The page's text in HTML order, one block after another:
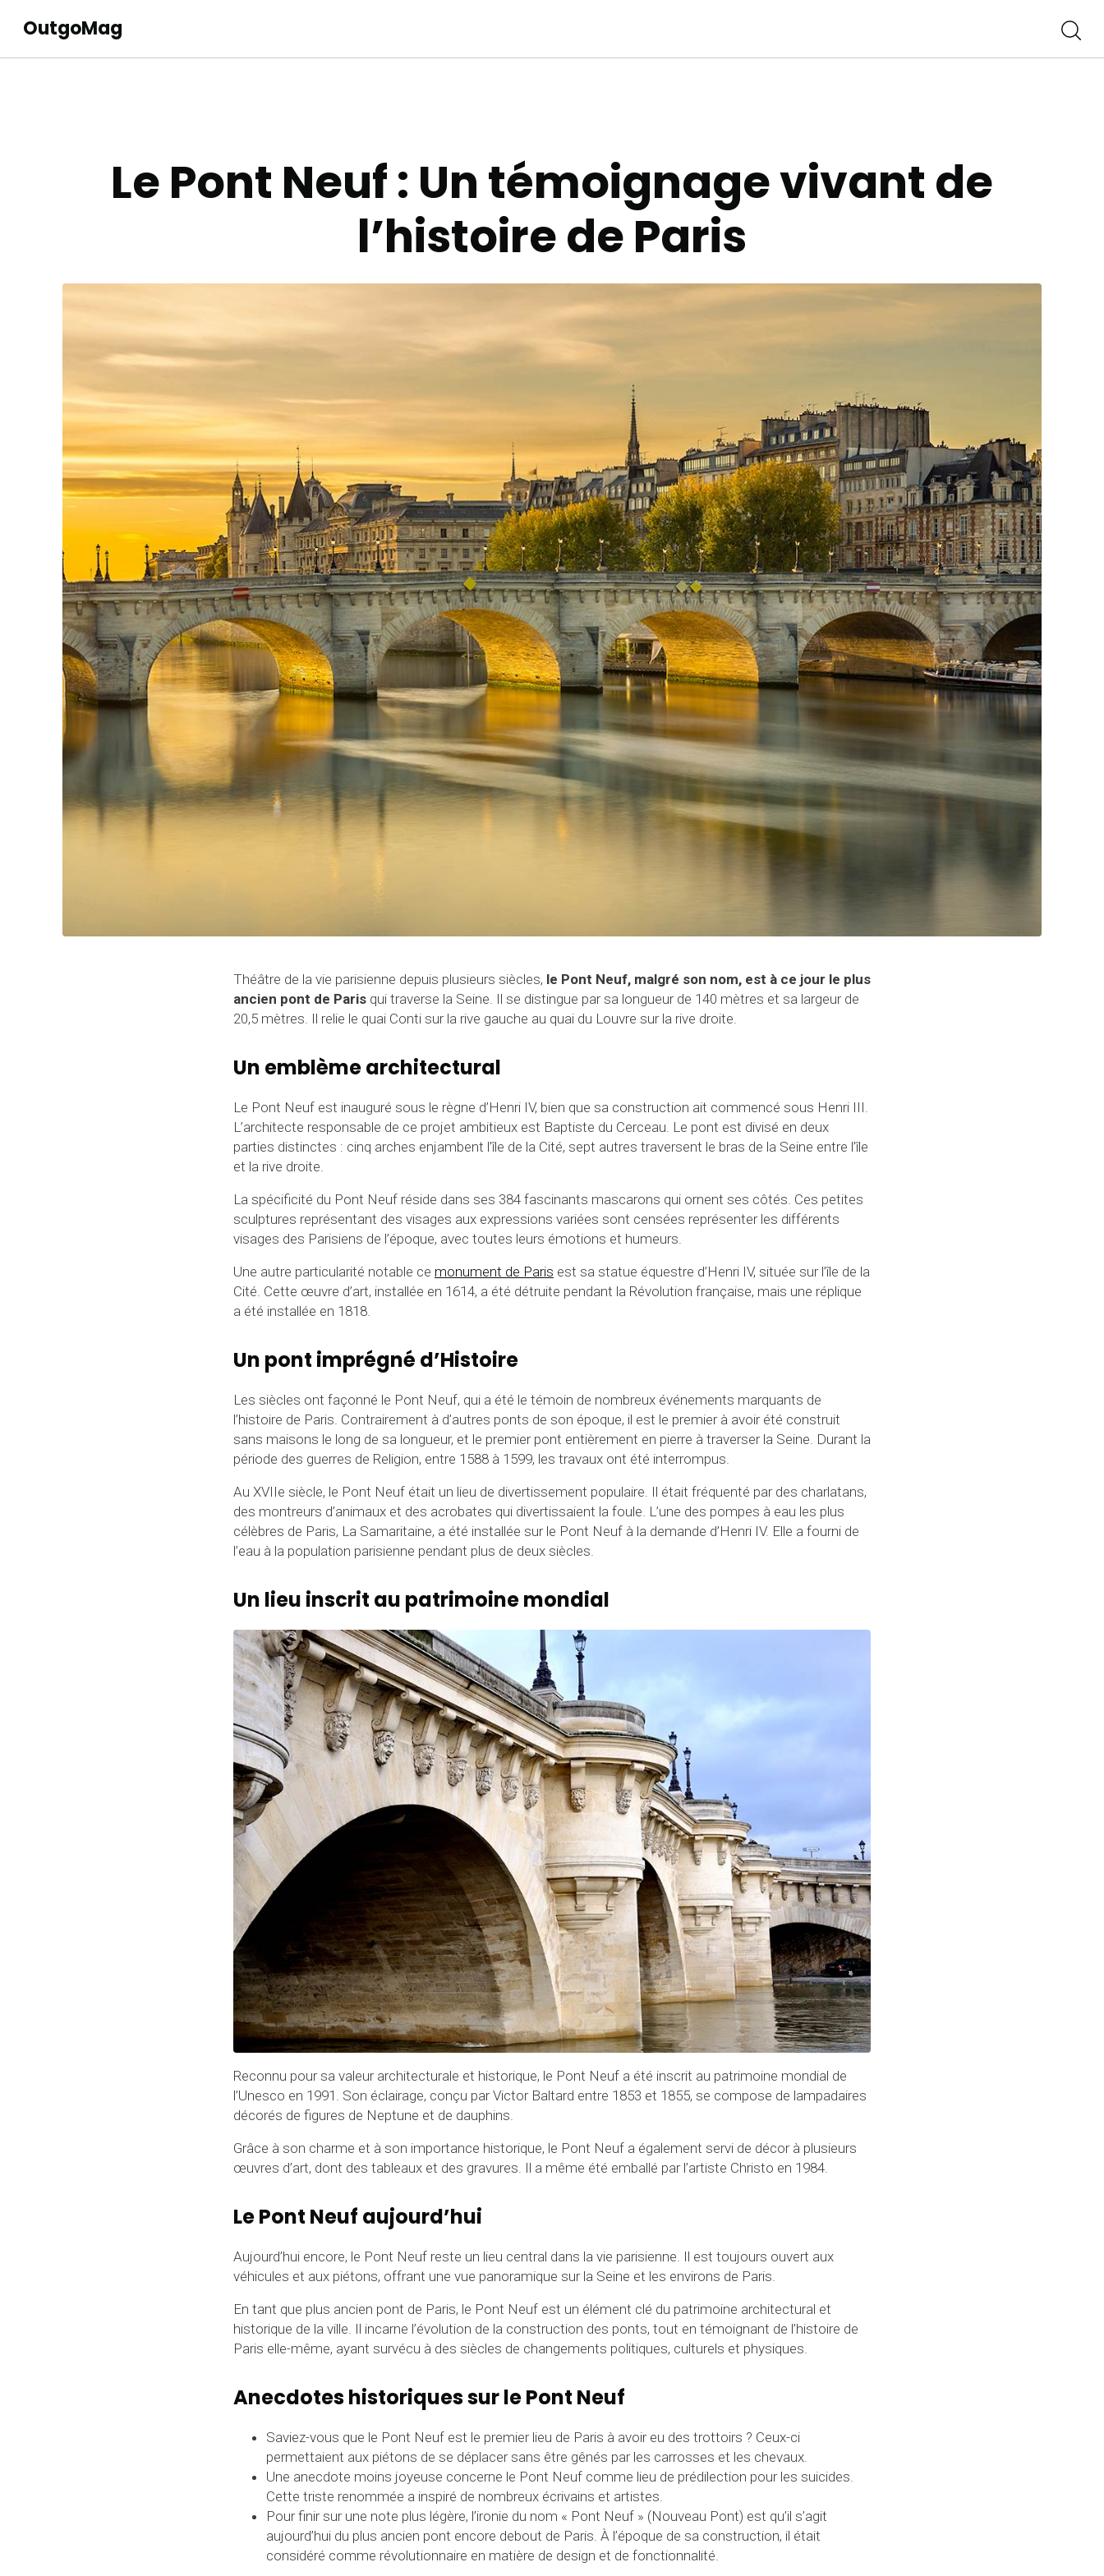
OutgoMag
Le Pont Neuf : Un témoignage vivant de
l’histoire de Paris
Théâtre de la vie parisienne depuis plusieurs siècles, le Pont Neuf, malgré son nom, est à ce jour le plus
ancien pont de Paris qui traverse la Seine. Il se distingue par sa longueur de 140 mètres et sa largeur de
20,5 mètres. Il relie le quai Conti sur la rive gauche au quai du Louvre sur la rive droite.
Un emblème architectural
Le Pont Neuf est inauguré sous le règne d’Henri IV, bien que sa construction ait commencé sous Henri III.
L’architecte responsable de ce projet ambitieux est Baptiste du Cerceau. Le pont est divisé en deux
parties distinctes : cinq arches enjambent l’île de la Cité, sept autres traversent le bras de la Seine entre l’île
et la rive droite.
La spécificité du Pont Neuf réside dans ses 384 fascinants mascarons qui ornent ses côtés. Ces petites
sculptures représentant des visages aux expressions variées sont censées représenter les différents
visages des Parisiens de l’époque, avec toutes leurs émotions et humeurs.
Une autre particularité notable ce monument de Paris est sa statue équestre d’Henri IV, située sur l’île de la
Cité. Cette œuvre d’art, installée en 1614, a été détruite pendant la Révolution française, mais une réplique
a été installée en 1818.
Un pont imprégné d’Histoire
Les siècles ont façonné le Pont Neuf, qui a été le témoin de nombreux événements marquants de
l’histoire de Paris. Contrairement à d’autres ponts de son époque, il est le premier à avoir été construit
sans maisons le long de sa longueur, et le premier pont entièrement en pierre à traverser la Seine. Durant la
période des guerres de Religion, entre 1588 à 1599, les travaux ont été interrompus.
Au XVIIe siècle, le Pont Neuf était un lieu de divertissement populaire. Il était fréquenté par des charlatans,
des montreurs d’animaux et des acrobates qui divertissaient la foule. L’une des pompes à eau les plus
célèbres de Paris, La Samaritaine, a été installée sur le Pont Neuf à la demande d’Henri IV. Elle a fourni de
l’eau à la population parisienne pendant plus de deux siècles.
Un lieu inscrit au patrimoine mondial
Reconnu pour sa valeur architecturale et historique, le Pont Neuf a été inscrit au patrimoine mondial de
l’Unesco en 1991. Son éclairage, conçu par Victor Baltard entre 1853 et 1855, se compose de lampadaires
décorés de figures de Neptune et de dauphins.
Grâce à son charme et à son importance historique, le Pont Neuf a également servi de décor à plusieurs
œuvres d’art, dont des tableaux et des gravures. Il a même été emballé par l’artiste Christo en 1984.
Le Pont Neuf aujourd’hui
Aujourd’hui encore, le Pont Neuf reste un lieu central dans la vie parisienne. Il est toujours ouvert aux
véhicules et aux piétons, offrant une vue panoramique sur la Seine et les environs de Paris.
En tant que plus ancien pont de Paris, le Pont Neuf est un élément clé du patrimoine architectural et
historique de la ville. Il incarne l’évolution de la construction des ponts, tout en témoignant de l’histoire de
Paris elle-même, ayant survécu à des siècles de changements politiques, culturels et physiques.
Anecdotes historiques sur le Pont Neuf
Saviez-vous que le Pont Neuf est le premier lieu de Paris à avoir eu des trottoirs ? Ceux-ci
permettaient aux piétons de se déplacer sans être gênés par les carrosses et les chevaux.
Une anecdote moins joyeuse concerne le Pont Neuf comme lieu de prédilection pour les suicides.
Cette triste renommée a inspiré de nombreux écrivains et artistes.
Pour finir sur une note plus légère, l’ironie du nom « Pont Neuf » (Nouveau Pont) est qu’il s’agit
aujourd’hui du plus ancien pont encore debout de Paris. À l’époque de sa construction, il était
considéré comme révolutionnaire en matière de design et de fonctionnalité.